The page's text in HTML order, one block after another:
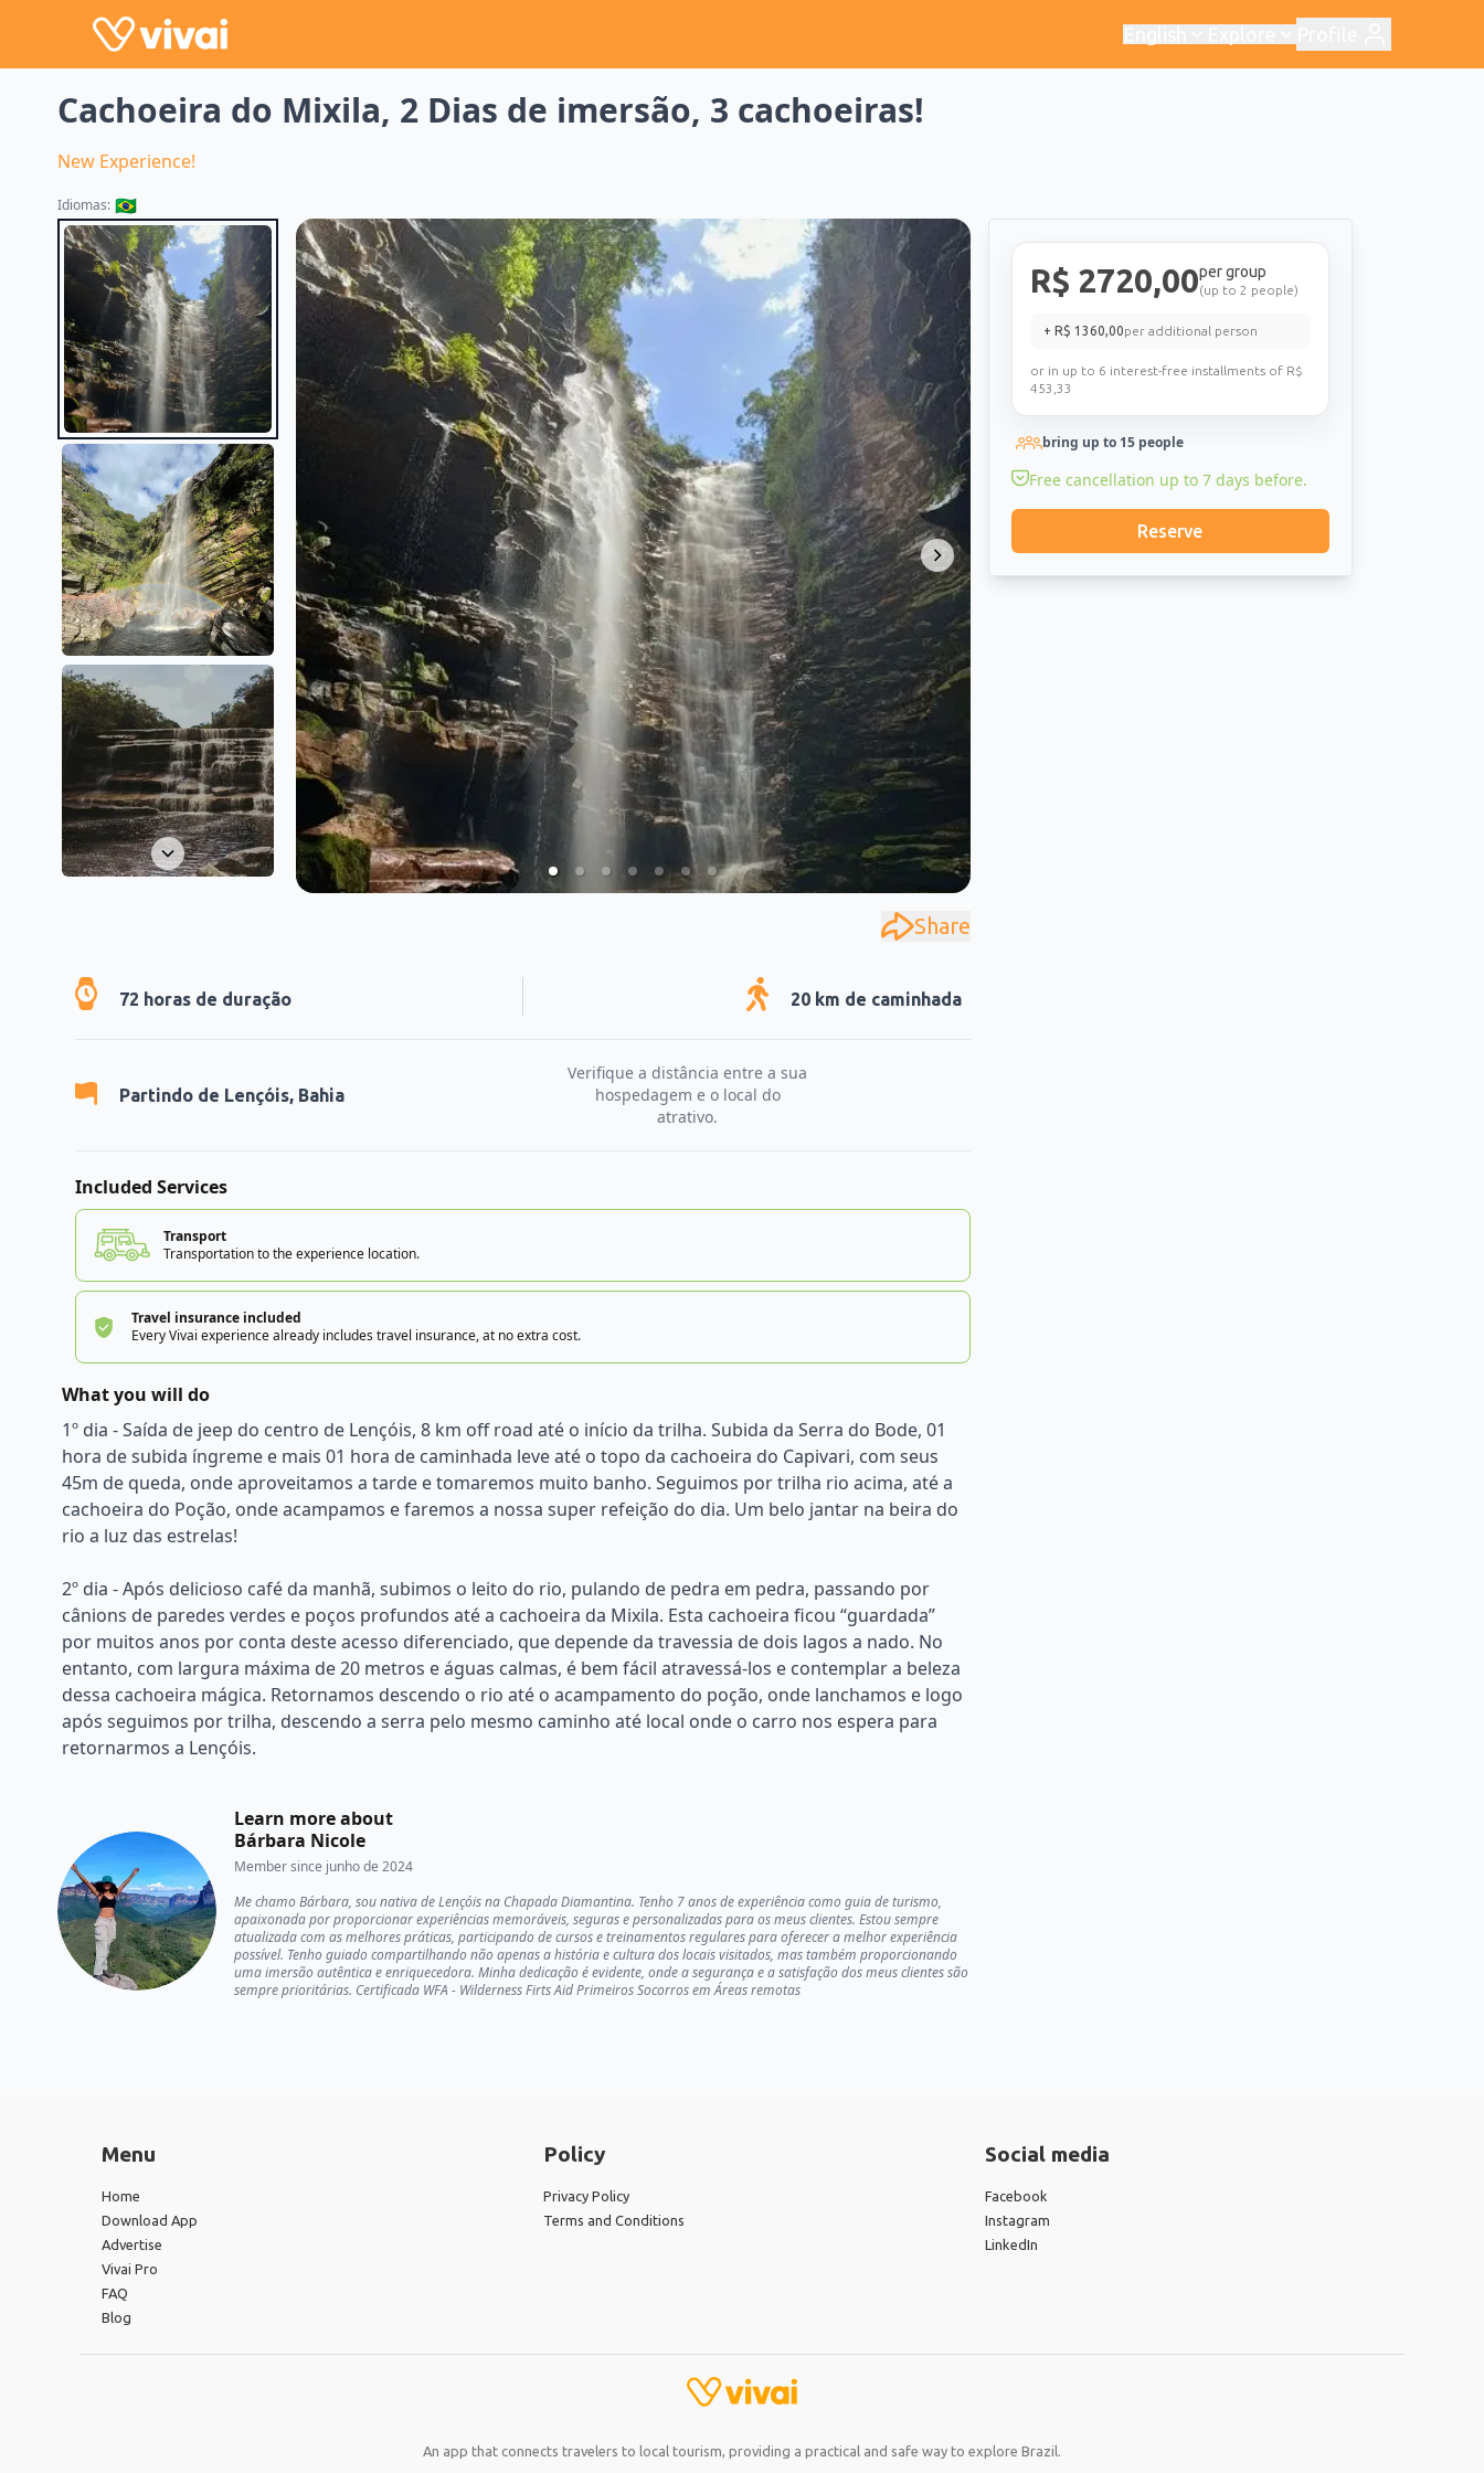
Cachoeira do Mixila, 2 Dias de imersão, 3 cachoeiras!
New Experience!
Idiomas: 🇧🇷
Share
What you will do
1º dia - Saída de jeep do centro de Lençóis, 8 km off road até o início da trilha. Subida da Serra do Bode, 01
hora de subida íngreme e mais 01 hora de caminhada leve até o topo da cachoeira do Capivari, com seus
45m de queda, onde aproveitamos a tarde e tomaremos muito banho. Seguimos por trilha rio acima, até a
cachoeira do Poção, onde acampamos e faremos a nossa super refeição do dia. Um belo jantar na beira do
rio a luz das estrelas!
2º dia - Após delicioso café da manhã, subimos o leito do rio, pulando de pedra em pedra, passando por
cânions de paredes verdes e poços profundos até a cachoeira da Mixila. Esta cachoeira ficou “guardada”
por muitos anos por conta deste acesso diferenciado, que depende da travessia de dois lagos a nado. No
entanto, com largura máxima de 20 metros e águas calmas, é bem fácil atravessá-los e contemplar a beleza
dessa cachoeira mágica. Retornamos descendo o rio até o acampamento do poção, onde lanchamos e logo
após seguimos por trilha, descendo a serra pelo mesmo caminho até local onde o carro nos espera para
retornarmos a Lençóis.
72 horas de duração 20 km de caminhada
Partindo de Lençóis, Bahia
Verifique a distância entre a sua
hospedagem e o local do
atrativo.
Included Services
Transport
Transportation to the experience location.
Travel insurance included
Every Vivai experience already includes travel insurance, at no extra cost.
Learn more about
Bárbara Nicole
Member since junho de 2024
Me chamo Bárbara, sou nativa de Lençóis na Chapada Diamantina. Tenho 7 anos de experiência como guia de turismo,
apaixonada por proporcionar experiências memoráveis, seguras e personalizadas para os meus clientes. Estou sempre
atualizada com as melhores práticas, participando de cursos e treinamentos regulares para oferecer a melhor experiência
possível. Tenho guiado compartilhando não apenas a história e cultura dos locais visitados, mas também proporcionando
uma imersão autêntica e enriquecedora. Minha dedicação é evidente, onde a segurança e a satisfação dos meus clientes são
sempre prioritárias. Certificada WFA - Wilderness Firts Aid Primeiros Socorros em Áreas remotas
R$ 2720,00per group
(up to 2 people)
+ R$ 1360,00per additional person
or in up to 6 interest-free installments of R$
453,33
bring up to 15 people
Free cancellation up to 7 days before.
Reserve
Menu
Home
Download App
Advertise
Vivai Pro
FAQ
Blog
Policy
Privacy Policy
Terms and Conditions
Social media
Facebook
Instagram
LinkedIn
An app that connects travelers to local tourism, providing a practical and safe way to explore Brazil.